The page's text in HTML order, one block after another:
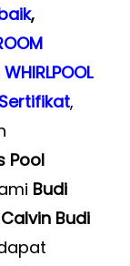
,
Sertifikat,
Pool
Budi
Calvin Budi